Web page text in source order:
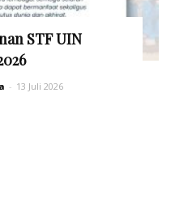
STF UIN
- 13 Juli 2026